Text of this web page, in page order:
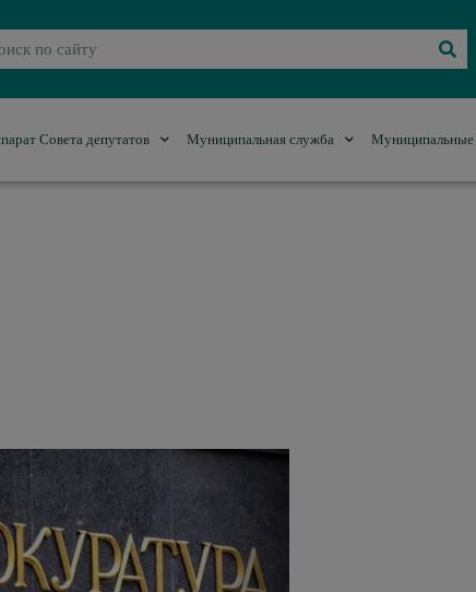
Совета депутатов Муниципальная служба Муниципальные